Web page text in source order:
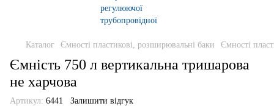
Каталог Ємності пластикові, розширювальні баки Ємності
Ємність 750 л вертикальна тришарова
не харчова
Артикул: 6441 Залишити відгук